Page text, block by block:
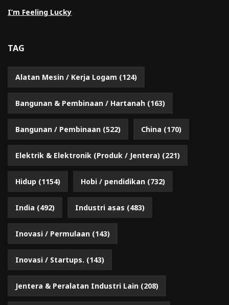
I’m Feeling Lucky
TAG
Alatan Mesin / Kerja Logam (124)
Bangunan & Pembinaan / Hartanah (163)
Bangunan / Pembinaan (522) China (170)
Elektrik & Elektronik (Produk / Jentera) (221)
Hidup (1154) Hobi / pendidikan (732)
India (492) Industri asas (483)
Inovasi / Permulaan (143)
Inovasi / Startups. (143)
Jentera & Peralatan Industri Lain (208)